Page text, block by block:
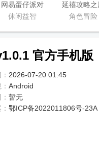
网易蛋仔派对
工坊版游戏
休闲益智
延禧攻略之
凰于飞官方
角色冒险
官方手机版
2026-07-20 01:45
Android
暂无
鄂ICP备2022011806号-23A